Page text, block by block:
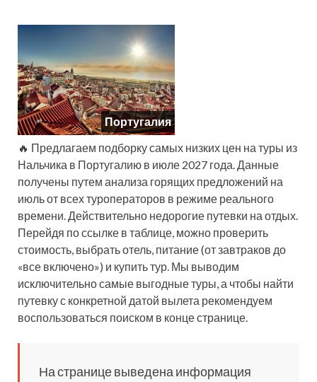
Португалия
🔥 Предлагаем подборку самых низких цен на туры из
Нальчика в Португалию в июле 2027 года. Данные
получены путем анализа горящих предложений на
июль от всех туроператоров в режиме реального
времени. Действительно недорогие путевки на отдых.
Перейдя по ссылке в таблице, можно проверить
стоимость, выбрать отель, питание (от завтраков до
«все включено») и купить тур. Мы выводим
исключительно самые выгодные туры, а чтобы найти
путевку с конкретной датой вылета рекомендуем
воспользоваться поиском в конце странице.
На странице выведена информация